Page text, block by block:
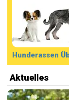
Hunderassen
Aktuelles